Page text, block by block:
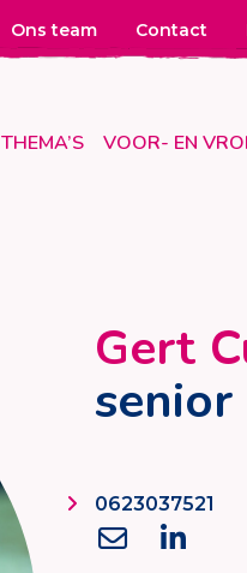
THEMA’S VOOR- EN
Ons team Contact
Gert
0623037521